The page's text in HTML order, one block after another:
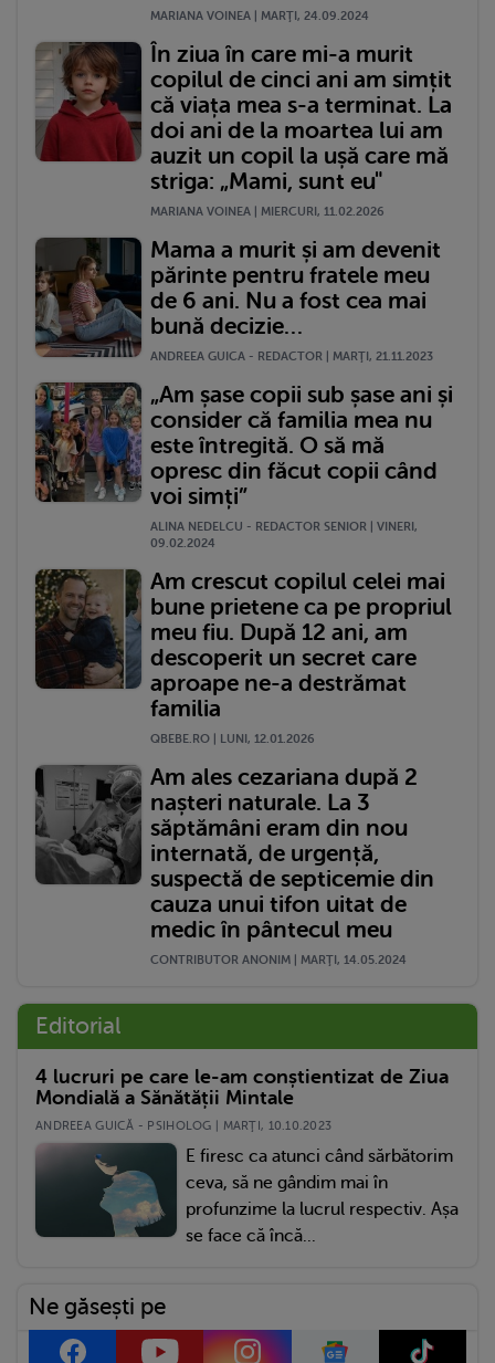
MARIANA VOINEA | MARŢI, 24.09.2024
În ziua în care mi-a murit
copilul de cinci ani am simțit
că viața mea s-a terminat. La
doi ani de la moartea lui am
auzit un copil la ușă care mă
striga: „Mami, sunt eu"
MARIANA VOINEA | MIERCURI, 11.02.2026
Mama a murit și am devenit
părinte pentru fratele meu
de 6 ani. Nu a fost cea mai
bună decizie…
ANDREEA GUICA - REDACTOR | MARŢI, 21.11.2023
„Am șase copii sub șase ani și
consider că familia mea nu
este întregită. O să mă
opresc din făcut copii când
voi simți”
ALINA NEDELCU - REDACTOR SENIOR | VINERI,
09.02.2024
Am crescut copilul celei mai
bune prietene ca pe propriul
meu fiu. După 12 ani, am
descoperit un secret care
aproape ne-a destrămat
familia
QBEBE.RO | LUNI, 12.01.2026
Am ales cezariana după 2
nașteri naturale. La 3
săptămâni eram din nou
internată, de urgență,
suspectă de septicemie din
cauza unui tifon uitat de
medic în pântecul meu
CONTRIBUTOR ANONIM | MARŢI, 14.05.2024
Editorial
4 lucruri pe care le-am conștientizat de Ziua
Mondială a Sănătății Mintale
ANDREEA GUICĂ - PSIHOLOG | MARŢI, 10.10.2023
E firesc ca atunci când sărbătorim
ceva, să ne gândim mai în
profunzime la lucrul respectiv. Așa
se face că încă...
Ne găsești pe